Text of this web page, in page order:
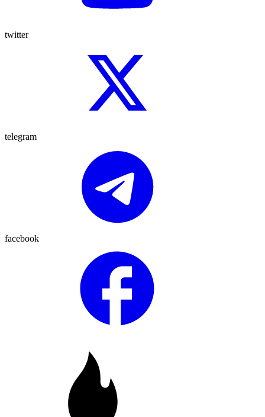
twitter
telegram
facebook